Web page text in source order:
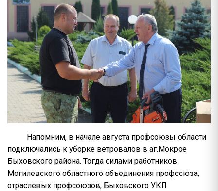
Напомним, в начале августа профсоюзы области
подключались к уборке ветровалов в аг.Мокрое
Быховского района. Тогда силами работников
Могилевского областного объединения профсоюза,
отраслевых профсоюзов, Быховского УКП